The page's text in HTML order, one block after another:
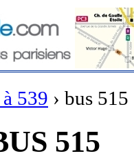
539 › bus 515
515